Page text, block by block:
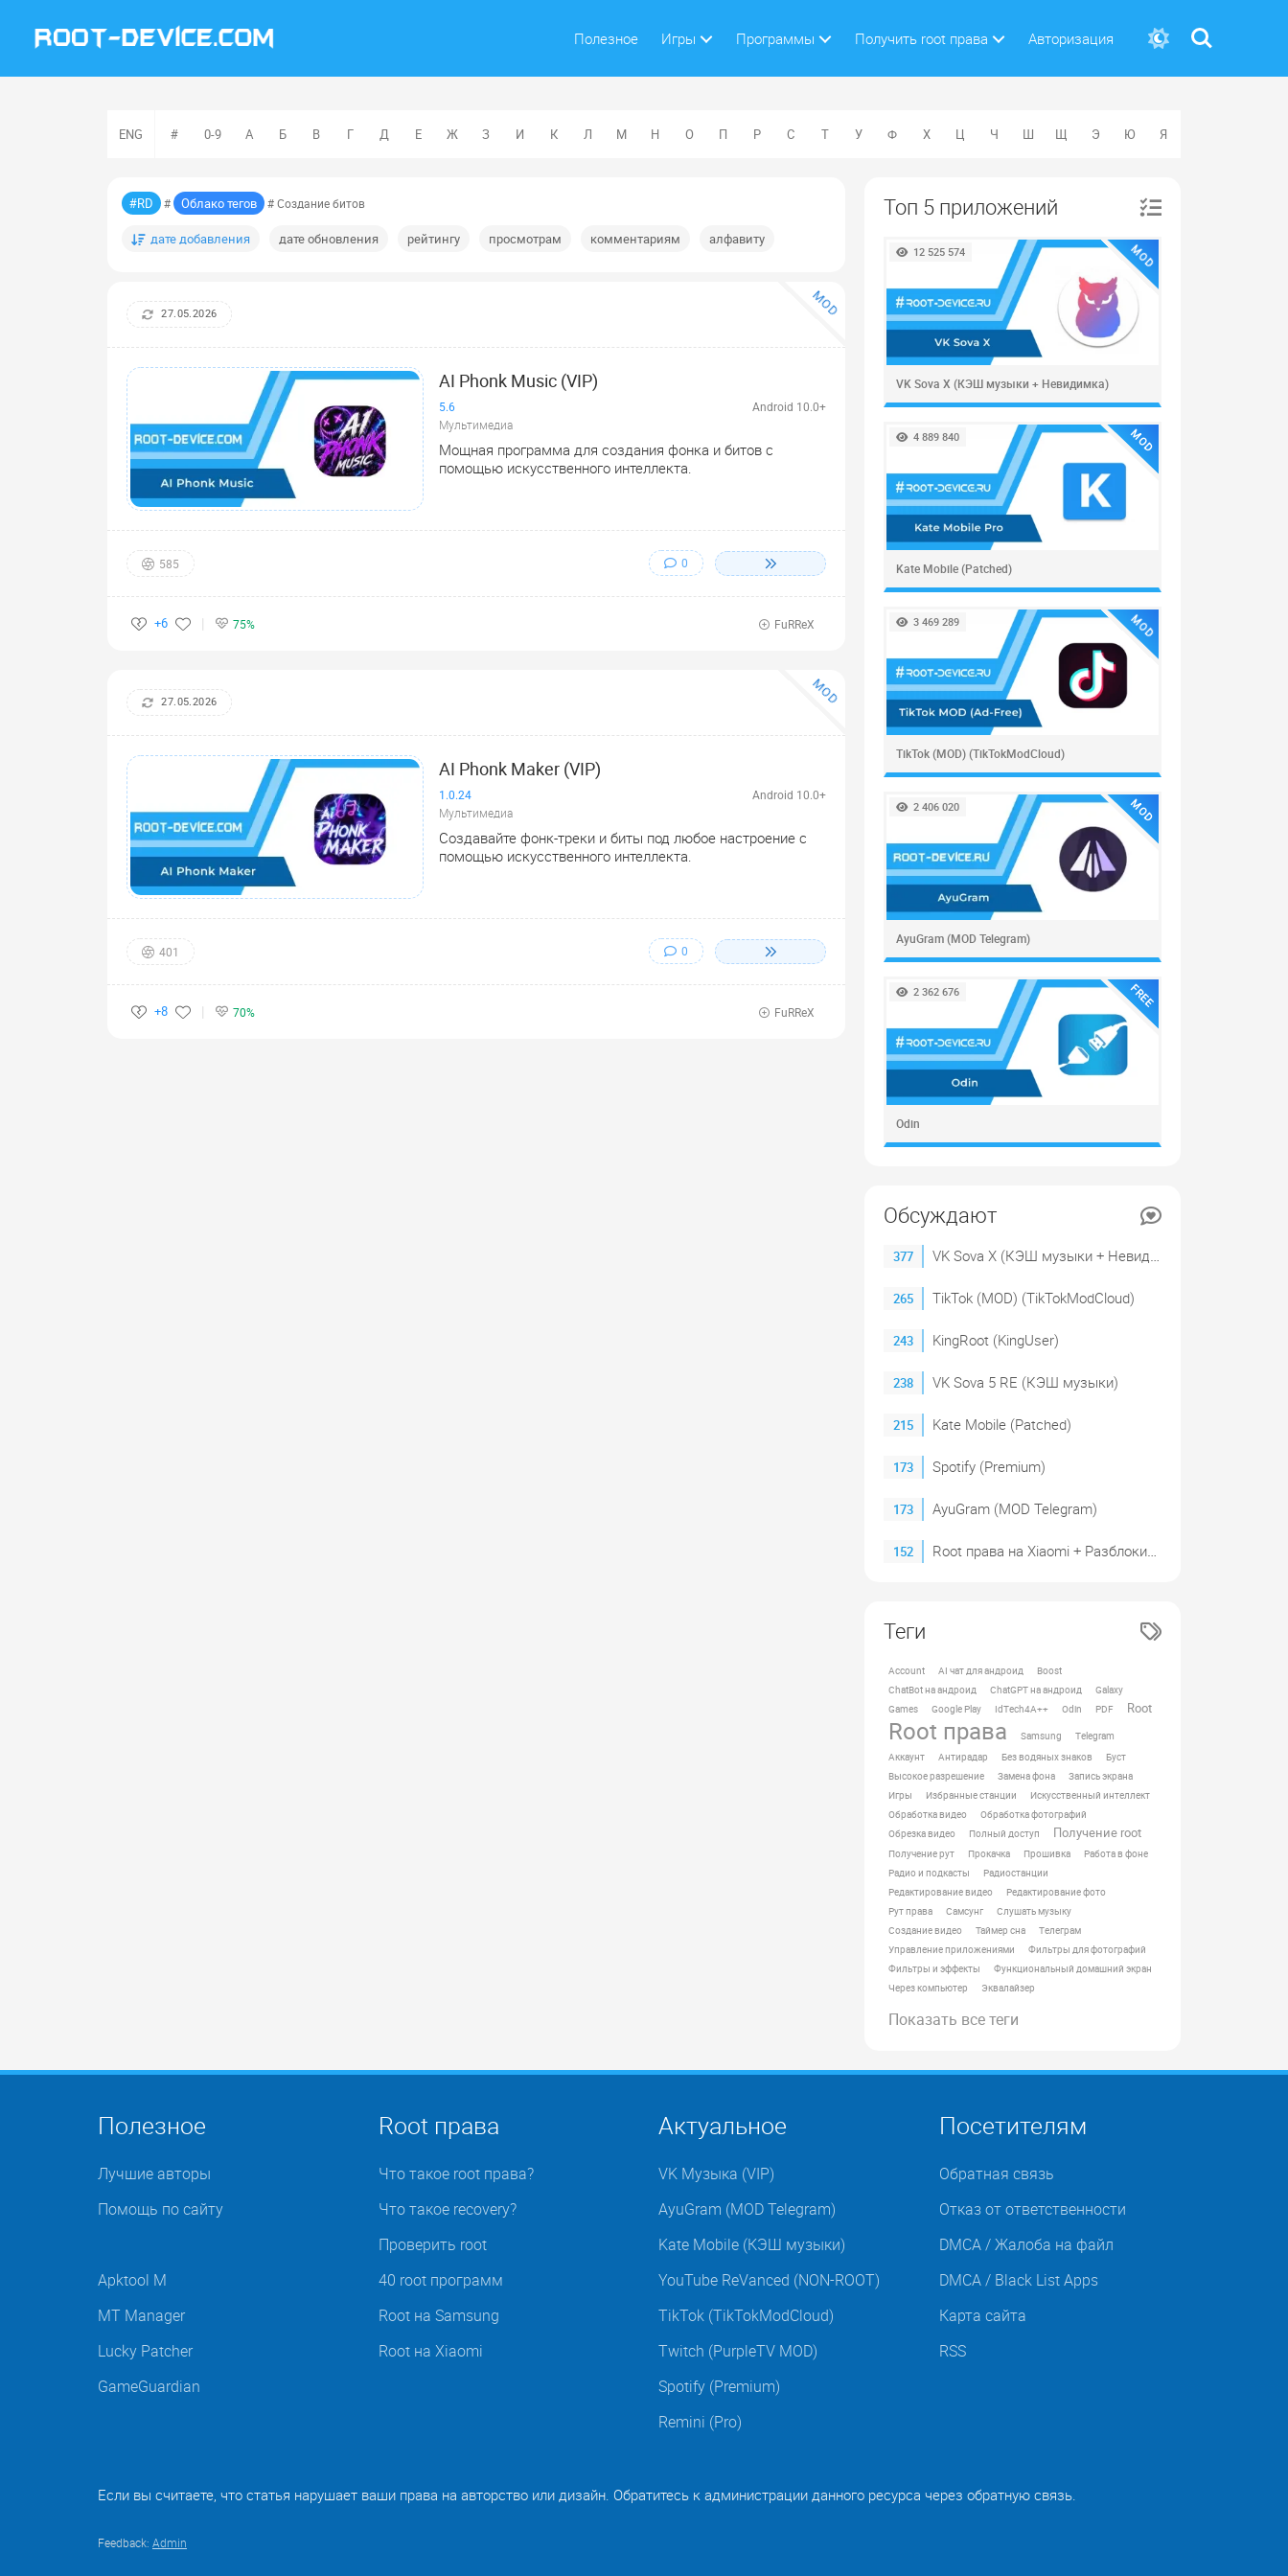
Полезное Игры Программы Получить root права Авторизация
Поиск
ENG # 0-9 А Б В Г Д Е Ж З И К Л М Н О П Р С Т У Ф Х Ц Ч Ш Щ Э Ю Я
#RD # Облако тегов # Создание битов
дате добавления дате обновления рейтингу просмотрам комментариям алфавиту
MOD
27.05.2026
AI Phonk Music (VIP)
5.6 Android 10.0+
Мультимедиа
Мощная программа для создания фонка и битов с
помощью искусственного интеллекта.
585 0
+6 75% FuRReX
MOD
27.05.2026
AI Phonk Maker (VIP)
1.0.24 Android 10.0+
Мультимедиа
Создавайте фонк-треки и биты под любое настроение с
помощью искусственного интеллекта.
401 0
+8 70% FuRReX
Топ 5 приложений
MOD
12 525 574
VK Sova X (КЭШ музыки + Невидимка)
MOD
4 889 840
Kate Mobile (Patched)
MOD
3 469 289
TikTok (MOD) (TikTokModCloud)
MOD
2 406 020
AyuGram (MOD Telegram)
FREE
2 362 676
Odin
Обсуждают
377 VK Sova X (КЭШ музыки + Невидимка)
265 TikTok (MOD) (TikTokModCloud)
243 KingRoot (KingUser)
238 VK Sova 5 RE (КЭШ музыки)
215 Kate Mobile (Patched)
173 Spotify (Premium)
173 AyuGram (MOD Telegram)
152 Root права на Xiaomi + Разблокировка загрузчика (2023)
Теги
Account AI чат для андроид
Boost
ChatBot на андроид
ChatGPT на андроид
Galaxy
Games
Google Play IdTech4A++ Odin PDF Root
Root права Samsung
Telegram
Аккаунт
Антирадар Без водяных знаков
Буст
Высокое разрешение
Замена фона
Запись экрана
Игры
Избранные станции
Искусственный интеллект
Обработка видео
Обработка фотографий
Обрезка видео
Полный доступ Получение root
Получение рут Прокачка Прошивка
Работа в фоне
Радио и подкасты
Радиостанции
Редактирование видео
Редактирование фото
Рут права
Самсунг
Слушать музыку
Создание видео
Таймер сна
Телеграм
Управление приложениями
Фильтры для фотографий
Фильтры и эффекты
Функциональный домашний экран
Через компьютер
Эквалайзер
Показать все теги
Полезное
Лучшие авторы
Помощь по сайту
Apktool M
MT Manager
Lucky Patcher
GameGuardian
Root права
Что такое root права?
Что такое recovery?
Проверить root
40 root программ
Root на Samsung
Root на Xiaomi
Актуальное
VK Музыка (VIP)
AyuGram (MOD Telegram)
Kate Mobile (КЭШ музыки)
YouTube ReVanced (NON-ROOT)
TikTok (TikTokModCloud)
Twitch (PurpleTV MOD)
Spotify (Premium)
Remini (Pro)
Посетителям
Обратная связь
Отказ от ответственности
DMCA / Жалоба на файл
DMCA / Black List Apps
Карта сайта
RSS
Если вы считаете, что статья нарушает ваши права на авторство или дизайн. Обратитесь к администрации данного ресурса через обратную связь.
Feedback: Admin